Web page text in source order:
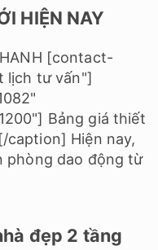
HIỆN NAY
[contact-
lịch tư vấn"]
Bảng giá thiết
caption] Hiện nay,
phòng dao động từ
đẹp 2 tầng